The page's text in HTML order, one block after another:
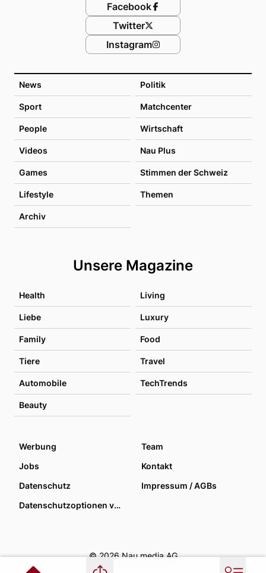
News Politik
Sport Matchcenter
People Wirtschaft
Videos Nau Plus
Games Stimmen der Schweiz
Lifestyle Themen
Archiv
Unsere Magazine
Health Living
Liebe Luxury
Family Food
Tiere Travel
Automobile TechTrends
Beauty
Facebook
Twitter
Instagram
Werbung
Team
Jobs
Kontakt
Datenschutz
Impressum / AGBs
Datenschutzoptionen verwalten
© 2026 Nau media AG